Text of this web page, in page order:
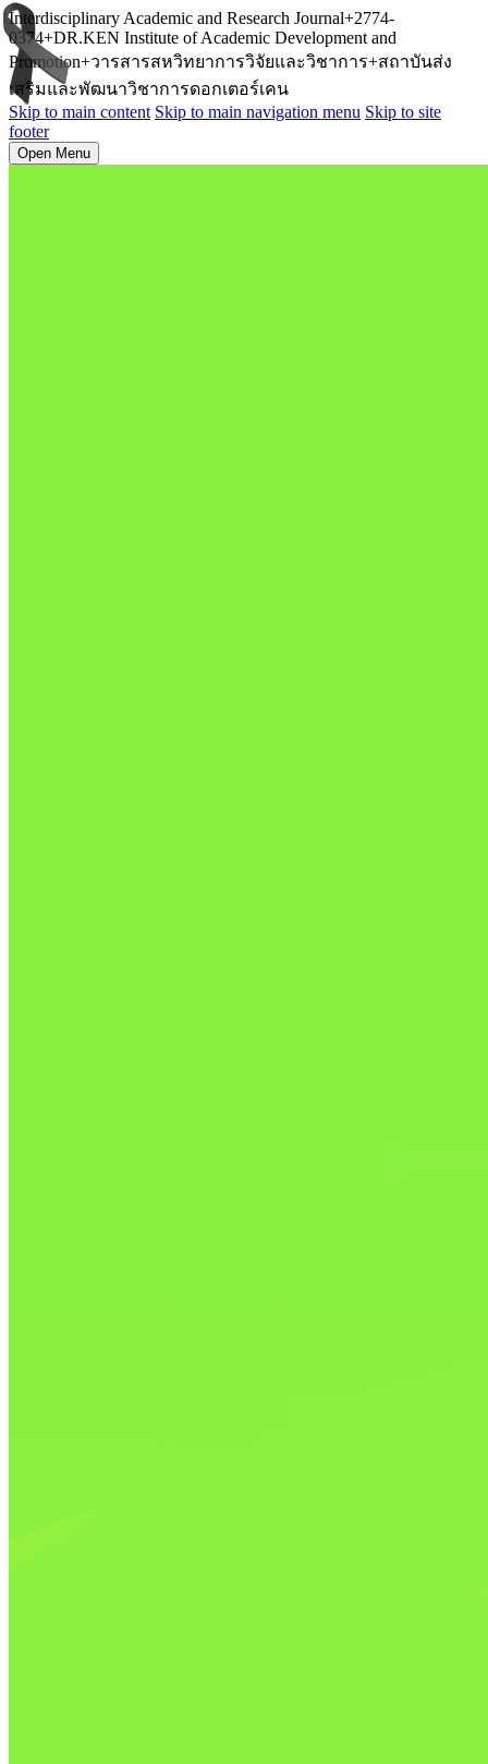
Interdisciplinary Academic and Research Journal+2774-
0374+DR.KEN Institute of Academic Development and
Promotion+วารสารสหวิทยาการวิจัยและวิชาการ+สถาบันส่ง
เสริมและพัฒนาวิชาการดอกเตอร์เคน
Skip to main content Skip to main navigation menu Skip to site
footer
Open Menu